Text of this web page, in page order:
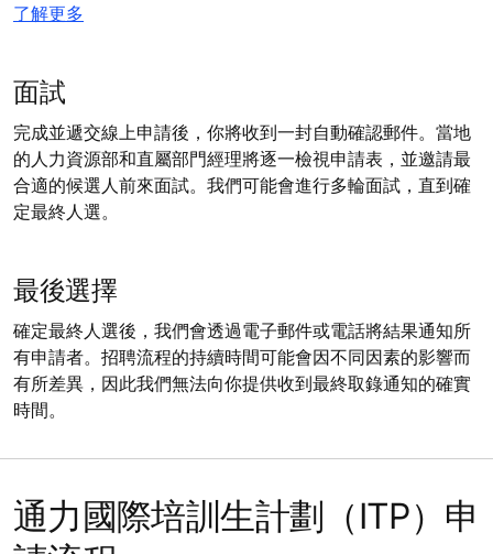
了解更多
面試
完成並遞交線上申請後，你將收到一封自動確認郵件。當地
的人力資源部和直屬部門經理將逐一檢視申請表，並邀請最
合適的候選人前來面試。我們可能會進行多輪面試，直到確
定最終人選。
最後選擇
確定最終人選後，我們會透過電子郵件或電話將結果通知所
有申請者。招聘流程的持續時間可能會因不同因素的影響而
有所差異，因此我們無法向你提供收到最終取錄通知的確實
時間。
通力國際培訓生計劃（ITP）申